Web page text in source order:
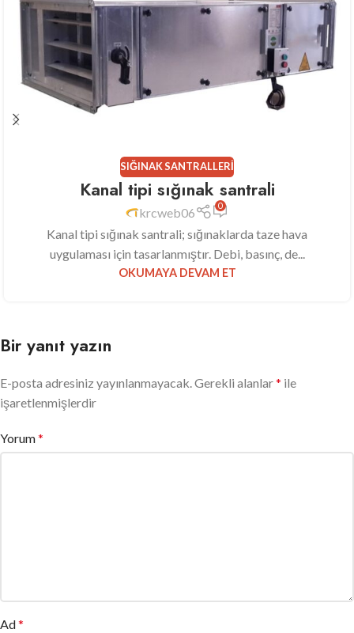
SIĞINAK SANTRALLERI
Kanal tipi sığınak santrali
krcweb06 0
Kanal tipi sığınak santrali; sığınaklarda taze hava
uygulaması için tasarlanmıştır. Debi, basınç, de...
OKUMAYA DEVAM ET
Bir yanıt yazın
E-posta adresiniz yayınlanmayacak.Gerekli alanlar* ile
işaretlenmişlerdir
Yorum*
Ad*